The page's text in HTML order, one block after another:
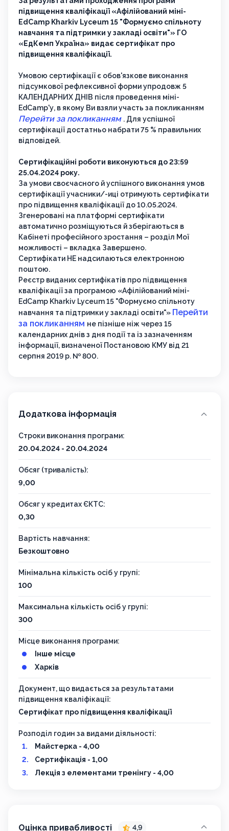
підвищення кваліфікації «Афілійований міні-
EdCamp Kharkiv Lyceum 15 "Формуємо спільноту
навчання та підтримки у закладі освіти"» ГО
«ЕдКемп Україна» видає сертифікат про
підвищення кваліфікації.
Умовою сертифікації є обов'язкове виконання
підсумкової рефлексивної форми упродовж 5
КАЛЕНДАРНИХ ДНІВ після проведення міні-
EdCamp'у, в якому Ви взяли участь за покликанням
Перейти за покликанням . Для успішної
сертифікації достатньо набрати 75 % правильних
відповідей.
Сертифікаційні роботи виконуються до 23:59
25.04.2024 року.
За умови своєчасного й успішного виконання умов
сертифікації учасники/-иці отримують сертифікати
про підвищення кваліфікації до 10.05.2024.
Згенеровані на платформі сертифікати
автоматично розміщуються й зберігаються в
Кабінеті професійного зростання – розділ Мої
можливості – вкладка Завершено.
Сертифікати НЕ надсилаються електронною
поштою.
Реєстр виданих сертифікатів про підвищення
кваліфікації за програмою «Афілійований міні-
EdCamp Kharkiv Lyceum 15 "Формуємо спільноту
навчання та підтримки у закладі освіти"» Перейти
за покликанням не пізніше ніж через 15
календарних днів з дня події та із зазначенням
інформації, визначеної Постановою КМУ від 21
серпня 2019 р. № 800.
Додаткова інформація
Строки виконання програми:
20.04.2024 - 20.04.2024
Обсяг (тривалість):
9,00
Обсяг у кредитах ЄКТС:
0,30
Вартість навчання:
Безкоштовно
Мінімальна кількість осіб у групі:
100
Максимальна кількість осіб у групі:
300
Місце виконання програми:
Інше місце
Харків
Документ, що видається за результатами
підвищення кваліфікації:
Сертифікат про підвищення кваліфікації
Розподіл годин за видами діяльності:
Майстерка - 4,00
Сертифікація - 1,00
Лекція з елементами тренінгу - 4,00
Оцінка привабливості 4,9